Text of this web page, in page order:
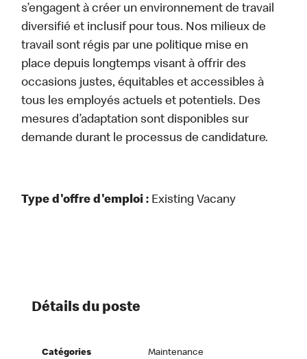
s’engagent à créer un environnement de travail
diversifié et inclusif pour tous. Nos milieux de
travail sont régis par une politique mise en
place depuis longtemps visant à offrir des
occasions justes, équitables et accessibles à
tous les employés actuels et potentiels. Des
mesures d’adaptation sont disponibles sur
demande durant le processus de candidature.
Type d'offre d'emploi : Existing Vacany
Détails du poste
Catégories Maintenance